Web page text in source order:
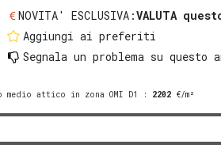
NOVITA' ESCLUSIVA:VALUTA
Aggiungi ai preferiti
Segnala un problema su questo
medio attico in zona OMI D1 : 2202 €/m²